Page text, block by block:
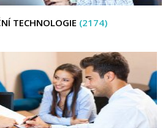
TECHNOLOGIE (2174)